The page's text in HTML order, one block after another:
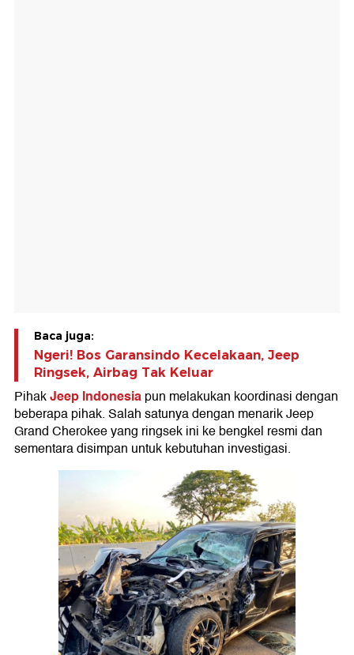
Baca juga:
Ngeri! Bos Garansindo Kecelakaan, Jeep
Ringsek, Airbag Tak Keluar
PihakJeep Indonesiapun melakukan koordinasi dengan
beberapa pihak. Salah satunya dengan menarik Jeep
Grand Cherokee yang ringsek ini ke bengkel resmi dan
sementara disimpan untuk kebutuhan investigasi.